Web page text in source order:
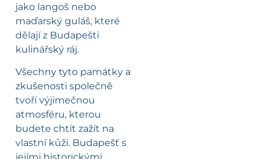
jako langoš nebo
maďarský guláš, které
dělají z Budapešti
kulinářský ráj.
Všechny tyto památky a
zkušenosti společně
tvoří výjimečnou
atmosféru, kterou
budete chtít zažít na
vlastní kůži. Budapešť s